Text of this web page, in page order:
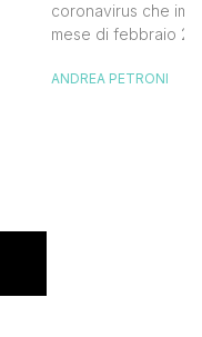
coronavirus che
mese di febbraio
Germania per un
ANDREA PETRONI